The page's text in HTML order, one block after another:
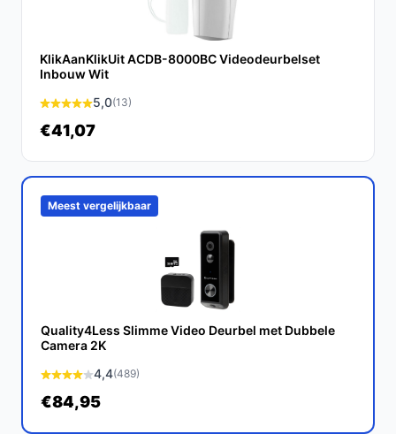
Ja, de Ring Video Deurbel is perfect voor
appartementen, waar je met beperkte ruimte toch een
effectieve beveiliging kunt realiseren.
merken?
De Ring Video Deurbel biedt een superieure
beeldkwaliteit, gebruiksvriendelijke app-integratie en
een uitgebreide community van gebruikers, wat het tot
een betrouwbare keuze maakt.
Met de Ring Video Deurbel (2de generatie) haal je een
krachtige beveiligingsoplossing in huis. Het biedt niet
alleen gemak en veiligheid, maar ook gemoedsrust.
Bescherm je huis en blijf verbonden met je bezoekers,
waar je ook bent.
Ontdek alle specificaties en vergelijk prijzen op
bestedeurbelmetcamera.nl. Kies bewust wat perfect
KlikAanKlikUit ACDB-8000BC Videodeurbelset
Inbouw Wit
5,0(13)
€41,07
Meest vergelijkbaar
Quality4Less Slimme Video Deurbel met Dubbele
Camera 2K
4,4(489)
€84,95